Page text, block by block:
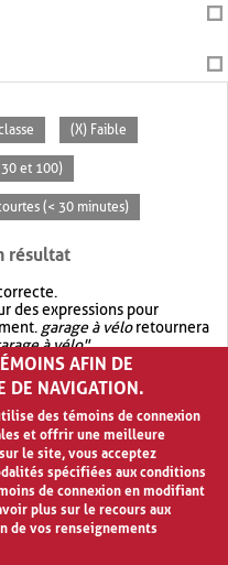
(X) Faible
et 100)
(< 30 minutes)
résultat
des expressions pour
garage à véloretournera
à vélo".
avec OR.garage OR vélo
quegarage à vélo
AFIN DE
DE NAVIGATION.
des témoins de connexion
et offrir une meilleure
le site, vous acceptez
spécifiées aux conditions
de connexion en modifiant
plus sur le recours aux
de vos renseignements